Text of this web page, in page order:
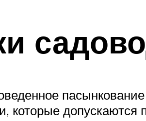
которые допускаются